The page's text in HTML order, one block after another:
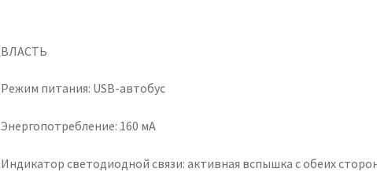
ВЛАСТЬ
Режим питания: USB-автобус
Энергопотребление: 160 мА
Индикатор светодиодной связи: активная вспышка с обеих